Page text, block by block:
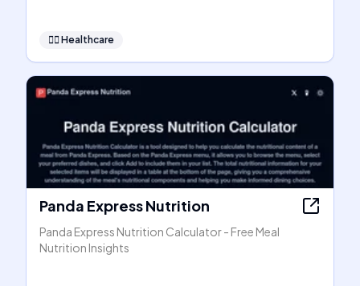
👩‍⚕️ Healthcare
Panda Express Nutrition
Panda Express Nutrition Calculator - Free Meal
Nutrition Insights